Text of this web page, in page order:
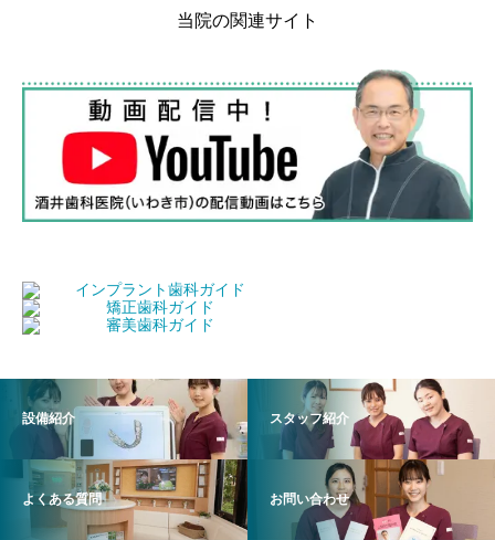
当院の関連サイト
設備紹介 スタッフ紹介
よくある質問 お問い合わせ